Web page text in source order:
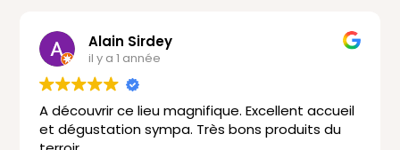
Alain Sirdey
il y a 1 année
ce lieu magnifique. Excellent accueil
sympa. Très bons produits du
Trop bien, qu'elle belle
l'accueil